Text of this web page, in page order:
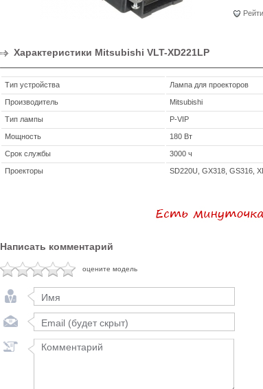
Характеристики Mitsubishi VLT-XD221LP
Тип устройства Лампа для проекторов
Производитель Mitsubishi
Тип лампы P-VIP
Мощность 180 Вт
Срок службы 3000 ч
Проекторы SD220U, GX318, GS316,
Написать комментарий
оцените модель